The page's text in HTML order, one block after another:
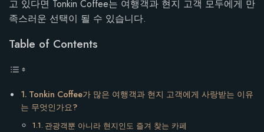
고 있다면 Tonkin Coffee는 여행객과 현지 고객 모두에게 만
족스러운 선택이 될 수 있습니다.
Table of Contents
Tonkin Coffee가 많은 여행객과 현지 고객에게 사랑받는 이유
는 무엇인가요?
관광객뿐 아니라 현지인도 즐겨 찾는 카페